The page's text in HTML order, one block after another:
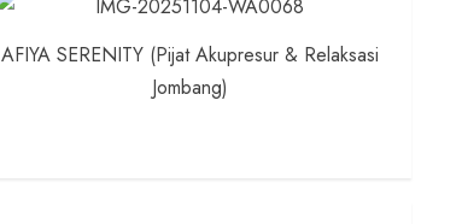
AFIYA SERENITY (Pijat Akupresur & Relaksasi
Jombang)